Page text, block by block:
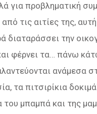
για προβληματική
τις αιτίες της,
διαταράσσει την
φέρνει τα… πάνω
ανάμεσα
τα πιτσιρίκια
του μπαμπά και της